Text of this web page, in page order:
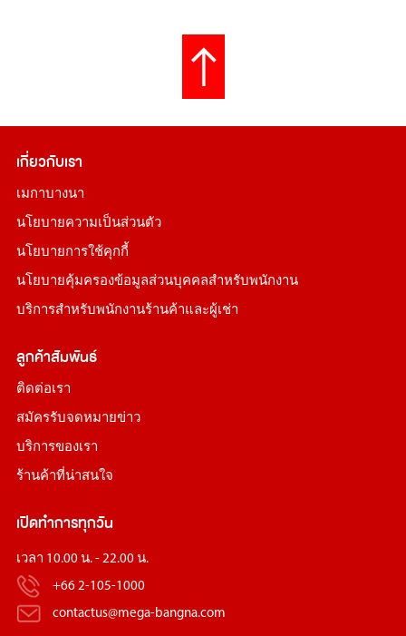
เกี่ยวกับเรา
เมกาบางนา
นโยบายความเป็นส่วนตัว
นโยบายการใช้คุกกี้
นโยบายคุ้มครองข้อมูลส่วนบุคคลสำหรับพนักงาน
บริการสำหรับพนักงานร้านค้าและผู้เช่า
ลูกค้าสัมพันธ์
ติดต่อเรา
สมัครรับจดหมายข่าว
บริการของเรา
ร้านค้าที่น่าสนใจ
เปิดทำการทุกวัน
เวลา 10.00 น. - 22.00 น.
+66 2-105-1000
contactus@mega-bangna.com